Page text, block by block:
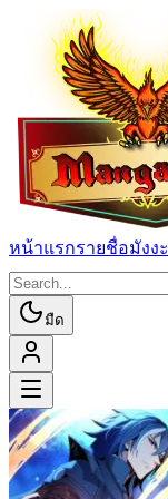
หน้าแรกรายชื่อมังงะ
มืด